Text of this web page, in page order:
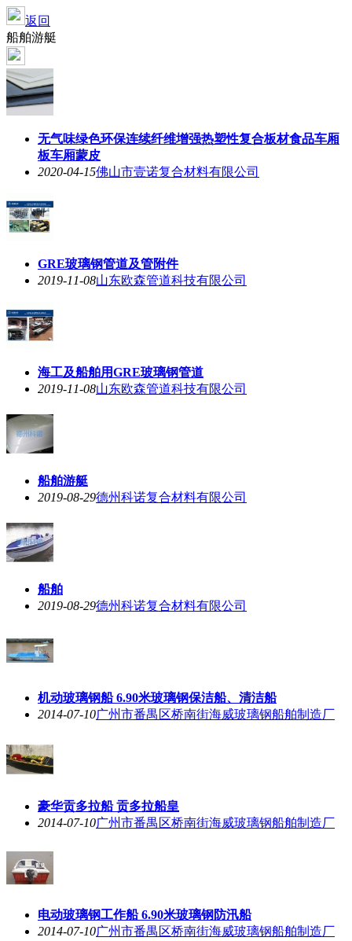
返回
船舶游艇
无气味绿色环保连续纤维增强热塑性复合板材食品车厢
板车厢蒙皮
2020-04-15佛山市壹诺复合材料有限公司
GRE玻璃钢管道及管附件
2019-11-08山东欧森管道科技有限公司
海工及船舶用GRE玻璃钢管道
2019-11-08山东欧森管道科技有限公司
船舶游艇
2019-08-29德州科诺复合材料有限公司
船舶
2019-08-29德州科诺复合材料有限公司
机动玻璃钢船 6.90米玻璃钢保洁船、清洁船
2014-07-10广州市番禺区桥南街海威玻璃钢船舶制造厂
豪华贡多拉船 贡多拉船皇
2014-07-10广州市番禺区桥南街海威玻璃钢船舶制造厂
电动玻璃钢工作船 6.90米玻璃钢防汛船
2014-07-10广州市番禺区桥南街海威玻璃钢船舶制造厂